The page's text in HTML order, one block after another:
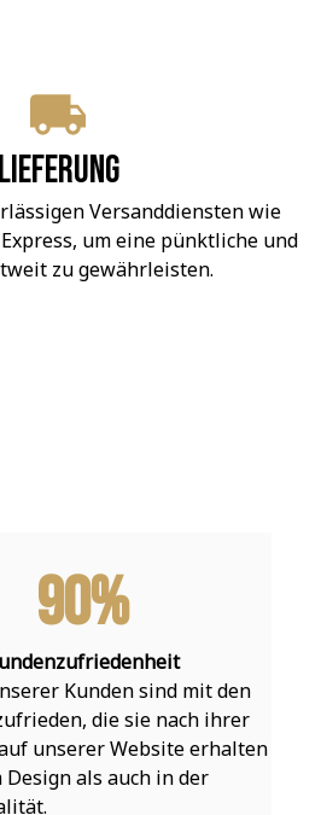
Lieferung
Versanddiensten wie
Express, um eine pünktliche und
zu gewährleisten.
90%
Kunden sind mit den
die sie nach ihrer
unserer Website erhalten
Design als auch in der